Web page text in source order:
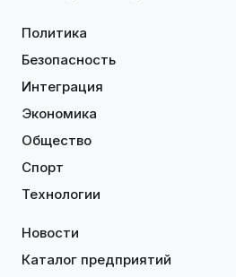
Политика
Безопасность
Интеграция
Экономика
Общество
Спорт
Технологии
Новости
Каталог предприятий